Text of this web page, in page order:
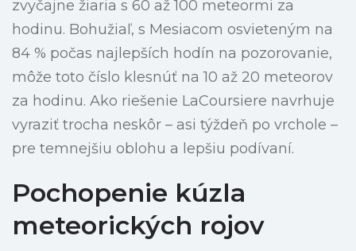
zvyčajne žiaria s 60 až 100 meteormi za
hodinu. Bohužiaľ, s Mesiacom osvieteným na
84 % počas najlepších hodín na pozorovanie,
môže toto číslo klesnúť na 10 až 20 meteorov
za hodinu. Ako riešenie LaCoursiere navrhuje
vyraziť trocha neskôr – asi týždeň po vrchole –
pre temnejšiu oblohu a lepšiu podívaní.
Pochopenie kúzla
meteorických rojov